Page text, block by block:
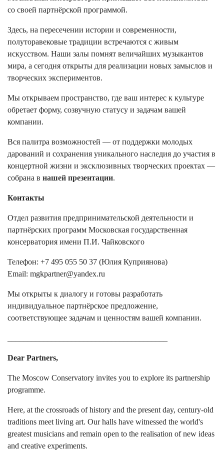
со своей партнёрской программой.
Здесь, на пересечении истории и современности,
полуторавековые традиции встречаются с живым
искусством. Наши залы помнят величайших музыкантов
мира, а сегодня открыты для реализации новых замыслов и
творческих экспериментов.
Мы открываем пространство, где ваш интерес к культуре
обретает форму, созвучную статусу и задачам вашей
компании.
Вся палитра возможностей — от поддержки молодых
дарований и сохранения уникального наследия до участия в
концертной жизни и эксклюзивных творческих проектах —
собрана в нашей презентации.
Контакты
Отдел развития предпринимательской деятельности и
партнёрских программ Московская государственная
консерватория имени П.И. Чайковского
Телефон: +7 495 055 50 37 (Юлия Куприянова)
Email: mgkpartner@yandex.ru
Мы открыты к диалогу и готовы разработать
индивидуальное партнёрское предложение,
соответствующее задачам и ценностям вашей компании.
Dear Partners,
The Moscow Conservatory invites you to explore its partnership
programme.
Here, at the crossroads of history and the present day, century-old
traditions meet living art. Our halls have witnessed the world's
greatest musicians and remain open to the realisation of new ideas
and creative experiments.